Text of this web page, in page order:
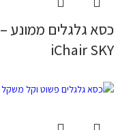
כסא גלגלים ממונע –
iChair SKY